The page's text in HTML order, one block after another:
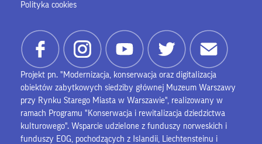
Polityka cookies
Projekt pn. "Modernizacja, konserwacja oraz digitalizacja
obiektów zabytkowych siedziby głównej Muzeum Warszawy
przy Rynku Starego Miasta w Warszawie", realizowany w
ramach Programu "Konserwacja i rewitalizacja dziedzictwa
kulturowego". Wsparcie udzielone z funduszy norweskich i
funduszy EOG, pochodzących z Islandii, Liechtensteinu i